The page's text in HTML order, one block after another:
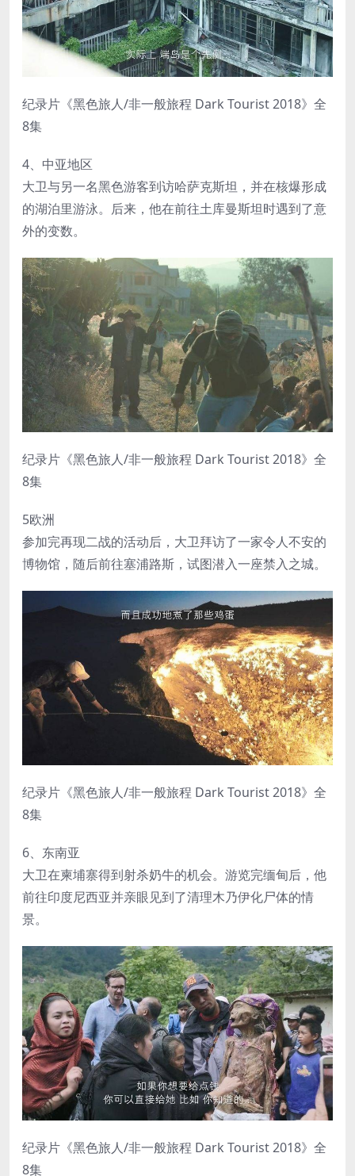
纪录片《黑色旅人/非一般旅程 Dark Tourist 2018》全
8集
4、中亚地区
大卫与另一名黑色游客到访哈萨克斯坦，并在核爆形成
的湖泊里游泳。后来，他在前往土库曼斯坦时遇到了意
外的变数。
纪录片《黑色旅人/非一般旅程 Dark Tourist 2018》全
8集
5欧洲
参加完再现二战的活动后，大卫拜访了一家令人不安的
博物馆，随后前往塞浦路斯，试图潜入一座禁入之城。
纪录片《黑色旅人/非一般旅程 Dark Tourist 2018》全
8集
6、东南亚
大卫在柬埔寨得到射杀奶牛的机会。游览完缅甸后，他
前往印度尼西亚并亲眼见到了清理木乃伊化尸体的情
景。
纪录片《黑色旅人/非一般旅程 Dark Tourist 2018》全
8集